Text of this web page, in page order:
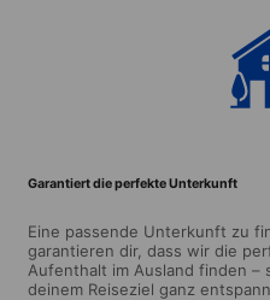
Garantiert die perfekte Unterkunft
Eine passende Unterkunft zu
garantieren dir, dass wir die
Aufenthalt im Ausland finden –
deinem Reiseziel ganz